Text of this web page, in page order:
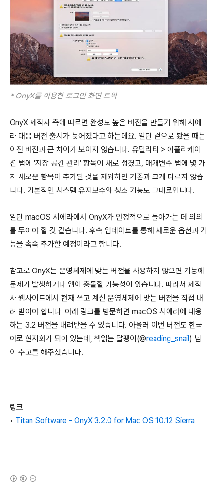
* OnyX를 이용한 로그인 화면 트윅
OnyX 제작사 측에 따르면 완성도 높은 버전을 만들기 위해 시에
라 대응 버전 출시가 늦어졌다고 하는데요. 일단 겉으로 봤을 때는
이전 버전과 큰 차이가 보이지 않습니다. 유틸리티 > 어플리케이
션 탭에 '저장 공간 관리' 항목이 새로 생겼고, 매개변수 탭에 몇 가
지 새로운 항목이 추가된 것을 제외하면 기존과 크게 다르지 않습
니다. 기본적인 시스템 유지보수와 청소 기능도 그대로입니다.
일단 macOS 시에라에서 OnyX가 안정적으로 돌아가는 데 의의
를 두어야 할 것 같습니다. 후속 업데이트를 통해 새로운 옵션과 기
능을 속속 추가할 예정이라고 합니다.
참고로 OnyX는 운영체제에 맞는 버전을 사용하지 않으면 기능에
문제가 발생하거나 앱이 충돌할 가능성이 있습니다. 따라서 제작
사 웹사이트에서 현재 쓰고 계신 운영체제에 맞는 버전을 직접 내
려 받아야 합니다. 아래 링크를 방문하면 macOS 시에라에 대응
하는 3.2 버전을 내려받을 수 있습니다. 아울러 이번 버전도 한국
어로 현지화가 되어 있는데, 책읽는 달팽이(@reading_snail ) 님
이 수고를 해주셨습니다.
링크
• Titan Software - OnyX 3.2.0 for Mac OS 10.12 Sierra